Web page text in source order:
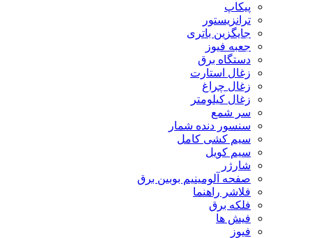
پیکاپ
ترانزیستور
جایگزین باتری
جعبه فیوز
دستگاه برق
زغال استارت
زغال چراغ
زغال کیلومتر
سر شمع
سنسور دنده شمار
سیم کشی کامل
سیم کویل
شارژر
صفحه آلومینیم بوبین برق
فلاشر راهنما
فلکه برق
فیش ها
فیوز